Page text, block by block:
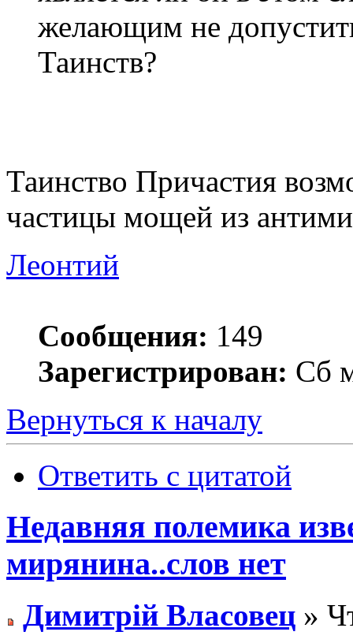
желающим не
Таинств?
Таинство Причастия
частицы мощей из
Леонтий
Сообщения: 149
Зарегистрирован: Сб
Вернуться к началу
Ответить с цитатой
Недавняя полемика
мирянина..слов нет
Димитрiй Власовец »